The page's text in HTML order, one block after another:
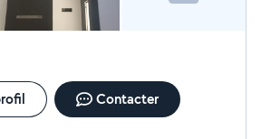
Contacter